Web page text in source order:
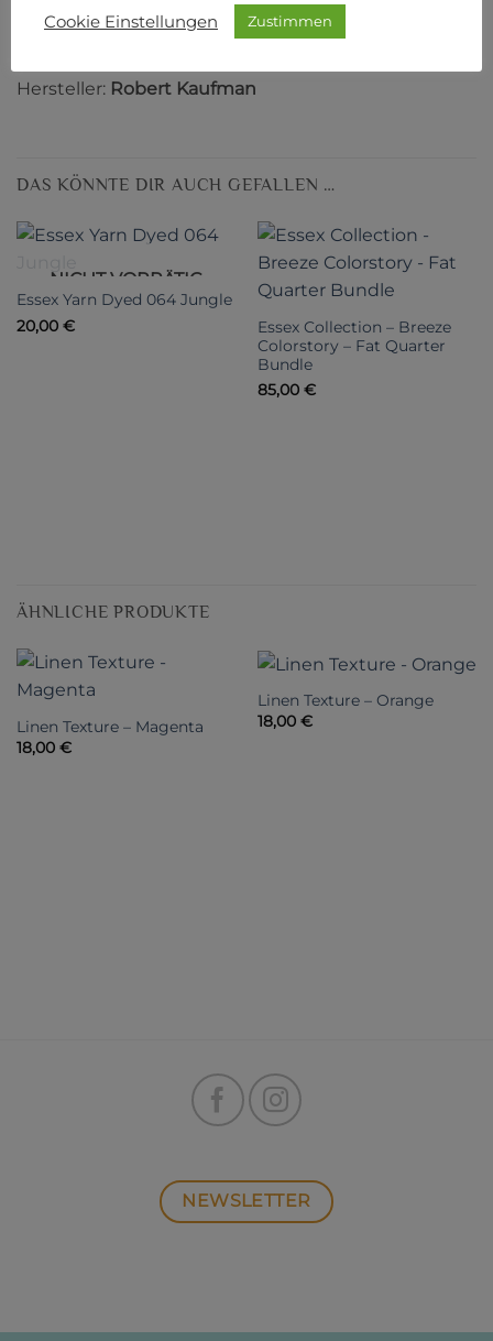
Studio RK
Hersteller: Robert Kaufman
DAS KÖNNTE DIR AUCH GEFALLEN …
NICHT VORRÄTIG
Essex Yarn Dyed 064 Jungle
20,00 €
Essex Collection – Breeze
Colorstory – Fat Quarter
Bundle
85,00 €
ÄHNLICHE PRODUKTE
Linen Texture – Magenta
18,00 €
Linen Texture – Orange
18,00 €
NEWSLETTER
Cookie Einstellungen Zustimmen